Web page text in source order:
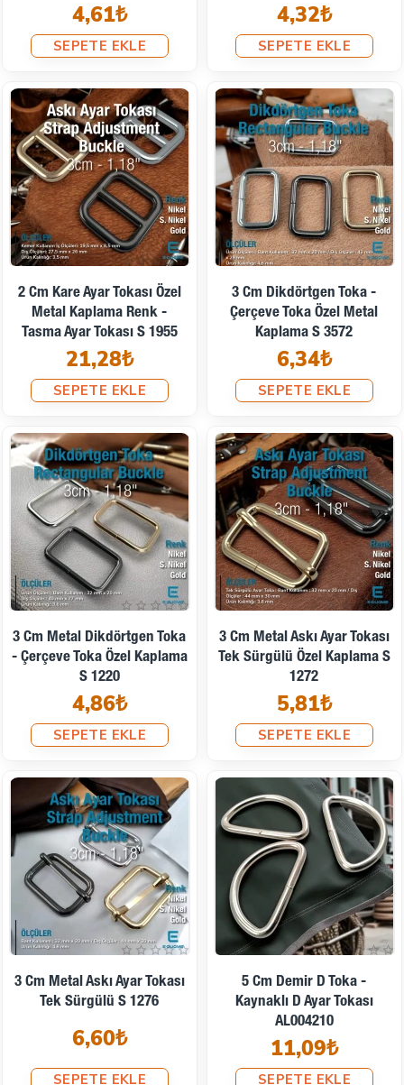
4,61₺
SEPETE EKLE
4,32₺
SEPETE EKLE
2 Cm Kare Ayar Tokası Özel
Metal Kaplama Renk -
Tasma Ayar Tokası S 1955
21,28₺
SEPETE EKLE
3 Cm Dikdörtgen Toka -
Çerçeve Toka Özel Metal
Kaplama S 3572
6,34₺
SEPETE EKLE
3 Cm Metal Dikdörtgen Toka
- Çerçeve Toka Özel Kaplama
S 1220
4,86₺
SEPETE EKLE
3 Cm Metal Askı Ayar Tokası
Tek Sürgülü Özel Kaplama S
1272
5,81₺
SEPETE EKLE
3 Cm Metal Askı Ayar Tokası
Tek Sürgülü S 1276
6,60₺
SEPETE EKLE
5 Cm Demir D Toka -
Kaynaklı D Ayar Tokası
AL004210
11,09₺
SEPETE EKLE